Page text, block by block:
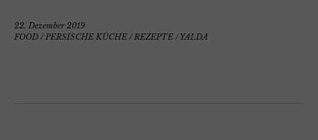
22. Dezember 2019
FOOD /PERSISCHE KÜCHE /REZEPTE /YALDA